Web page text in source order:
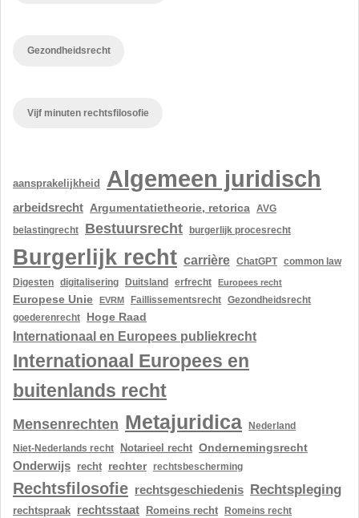
Gezondheidsrecht
Vijf minuten rechtsfilosofie
aansprakelijkheid Algemeen juridisch
arbeidsrecht Argumentatietheorie, retorica AVG
belastingrecht Bestuursrecht burgerlijk procesrecht
Burgerlijk recht carrière ChatGPT common law
Digesten
digitalisering Duitsland erfrecht Europees recht
Europese Unie EVRM Faillissementsrecht
Gezondheidsrecht
goederenrecht
Hoge Raad
Internationaal en Europees publiekrecht
Internationaal Europees en
buitenlands recht
Mensenrechten Metajuridica
Nederland
Niet-Nederlands recht
Notarieel recht Ondernemingsrecht
Onderwijs recht rechter rechtsbescherming
Rechtsfilosofie rechtsgeschiedenis Rechtspleging
rechtspraak rechtsstaat Romeins recht Romeins recht